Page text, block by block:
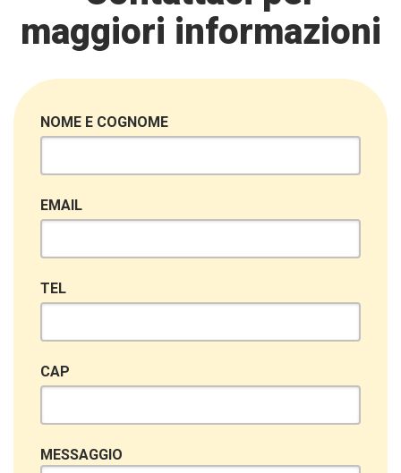
maggiori informazioni
NOME E COGNOME
EMAIL
TEL
CAP
MESSAGGIO